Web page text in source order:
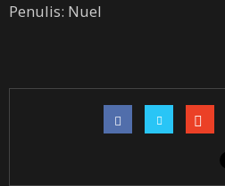
Penulis: Nuel